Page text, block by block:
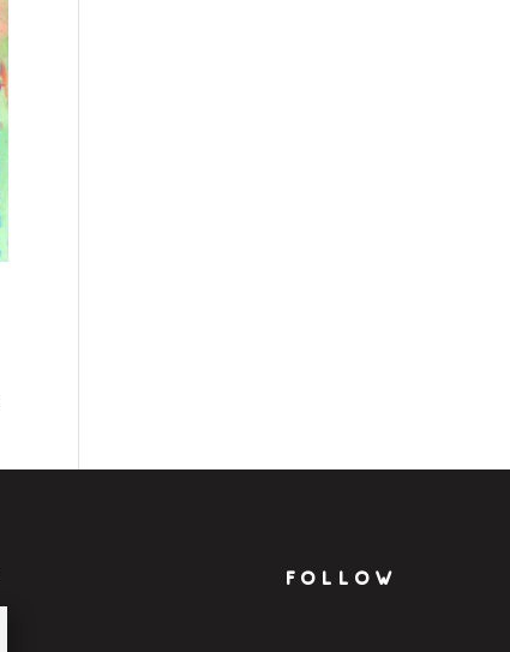
FOLLOW